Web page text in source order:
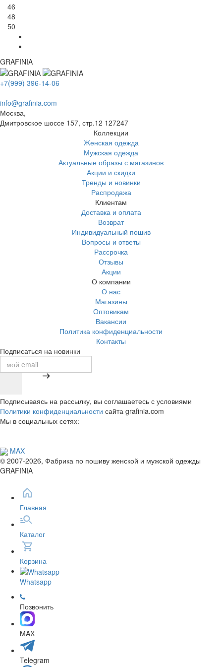
46
48
50
GRAFINIA
+7(999) 396-14-06
info@grafinia.com
Москва,
Дмитровское шоссе 157, стр.12 127247
Коллекции
Женская одежда
Мужская одежда
Актуальные образы с магазинов
Акции и скидки
Тренды и новинки
Распродажа
Клиентам
Доставка и оплата
Возврат
Индивидуальный пошив
Вопросы и ответы
Рассрочка
Отзывы
Акции
О компании
О нас
Магазины
Оптовикам
Вакансии
Политика конфиденциальности
Контакты
Подписаться на новинки
Подписываясь на рассылку, вы соглашаетесь с условиями
Политики конфиденциальности сайта grafinia.com
Мы в социальных сетях:
MAX
© 2007-2026, Фабрика по пошиву женской и мужской одежды
GRAFINIA
Главная
Каталог
Корзина
Whatsapp
Позвонить
MAX
Telegram